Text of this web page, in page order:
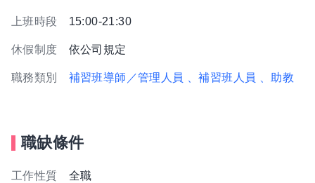
上班時段 15:00-21:30
休假制度 依公司規定
職務類別 補習班導師／管理人員 、補習班人員 、助教
職缺條件
工作性質 全職